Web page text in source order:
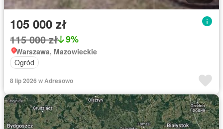
105 000 zł
115 000 zł 9%
Warszawa, Mazowieckie
Ogród
8 lip 2026 w Adresowo